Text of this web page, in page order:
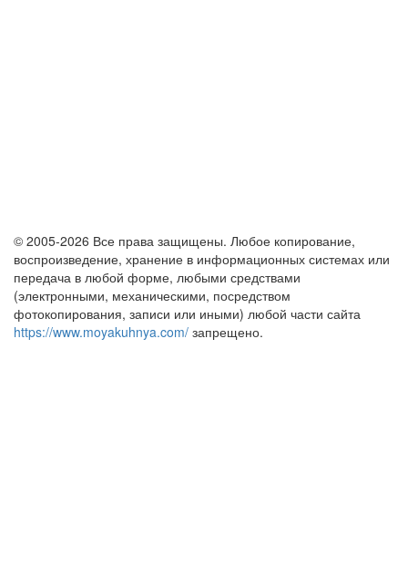
© 2005-2026 Все права защищены. Любое копирование,
воспроизведение, хранение в информационных системах или
передача в любой форме, любыми средствами
(электронными, механическими, посредством
фотокопирования, записи или иными) любой части сайта
https://www.moyakuhnya.com/ запрещено.